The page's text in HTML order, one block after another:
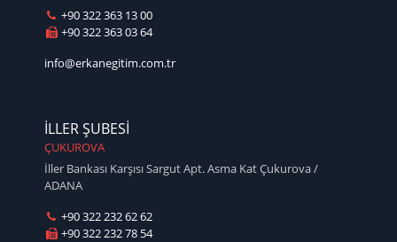
+90 322 363 13 00
+90 322 363 03 64
info@erkanegitim.com.tr
İLLER ŞUBESİ
ÇUKUROVA
İller Bankası Karşısı Sargut Apt. Asma Kat Çukurova /
ADANA
+90 322 232 62 62
+90 322 232 78 54